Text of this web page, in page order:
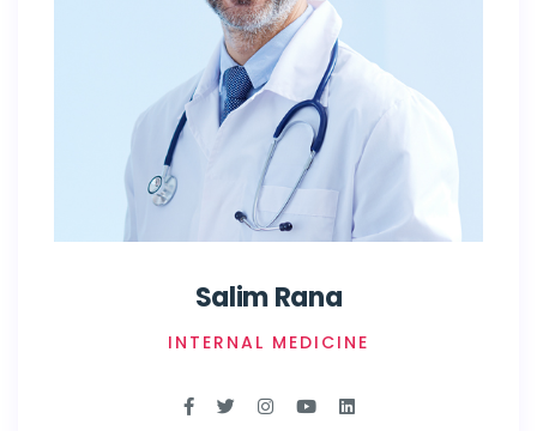
Salim Rana
INTERNAL MEDICINE